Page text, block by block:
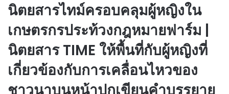
นิตยสารไทม์ครอบคลุมผู้หญิงใน
เกษตรกรประท้วงกฎหมายฟาร์ม |
นิตยสาร TIME ให้พื้นที่กับผู้หญิงที่
เกี่ยวข้องกับการเคลื่อนไหวของ